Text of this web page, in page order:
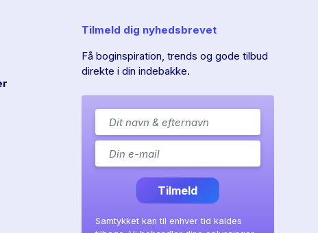
Tilmeld dig nyhedsbrevet
Få boginspiration, trends og gode tilbud
direkte i din indebakke.
Tilmeld
Samtykket kan til enhver tid kaldes